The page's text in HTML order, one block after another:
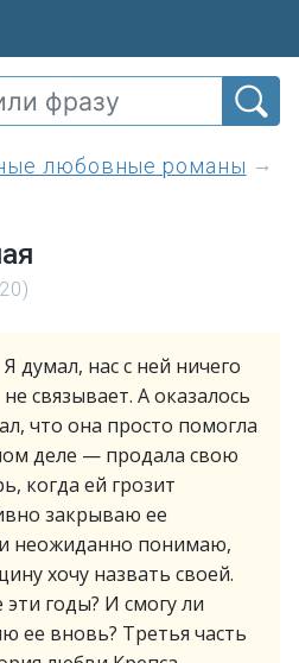
любовные романы
Я думал, нас с ней ничего
не связывает. А оказалось
что она просто помогла
деле — продала свою
когда ей грозит
закрываю ее
неожиданно понимаю,
хочу назвать своей.
эти годы? И смогу ли
ее вновь? Третья часть